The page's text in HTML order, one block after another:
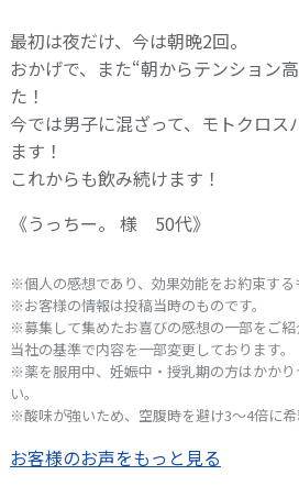
最初は夜だけ、今は朝晩2回。
おかげで、また“朝からテンション
た！
今では男子に混ざって、モトクロス
ます！
これからも飲み続けます！
《うっちー。 様 50代》
※個人の感想であり、効果効能をお約束する
※お客様の情報は投稿当時のものです。
※募集して集めたお喜びの感想の一部をご
当社の基準で内容を一部変更しております。
※薬を服用中、妊娠中・授乳期の方はかか
い。
※酸味が強いため、空腹時を避け3～4倍に希
お客様のお声をもっと見る